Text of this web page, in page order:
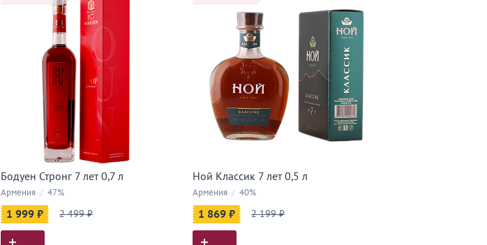
Бодуен Стронг 7 лет 0,7 л
Армения / 47%
1 999 ₽ 2 499 ₽
Ной Классик 7 лет 0,5 л
Армения / 40%
1 869 ₽ 2 199 ₽